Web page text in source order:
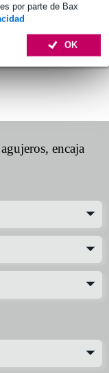
por parte de Bax
OK
encaja